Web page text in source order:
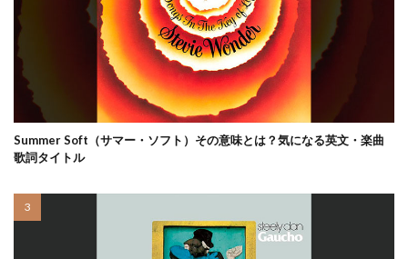
Summer Soft（サマー・ソフト）その意味とは？気になる英文・楽曲
歌詞タイトル